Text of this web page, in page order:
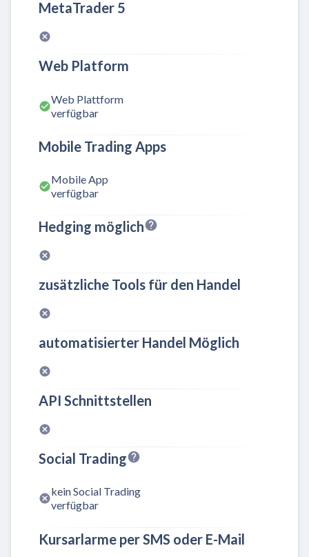
MetaTrader 5
Web Platform
Web Plattform
verfügbar
Mobile Trading Apps
Mobile App
verfügbar
Hedging möglich
zusätzliche Tools für den Handel
automatisierter Handel Möglich
API Schnittstellen
Social Trading
kein Social Trading
verfügbar
Kursarlarme per SMS oder E-Mail